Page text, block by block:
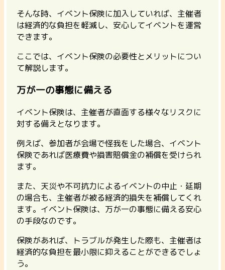
そんな時、イベント保険に加入していれば、主催者
は経済的な負担を軽減し、安心してイベントを運営
できます。
ここでは、イベント保険の必要性とメリットについ
て解説します。
万が一の事態に備える
イベント保険は、主催者が直面する様々なリスクに
対する備えとなります。
例えば、参加者が会場で怪我をした場合、イベント
保険であれば医療費や損害賠償金の補償を受けられ
ます。
また、天災や不可抗力によるイベントの中止・延期
の場合も、主催者が被る経済的損失を補償してくれ
ます。イベント保険は、万が一の事態に備える安心
の手段なのです。
保険があれば、トラブルが発生した際も、主催者は
経済的な負担を最小限に抑えることができるでしょ
う。